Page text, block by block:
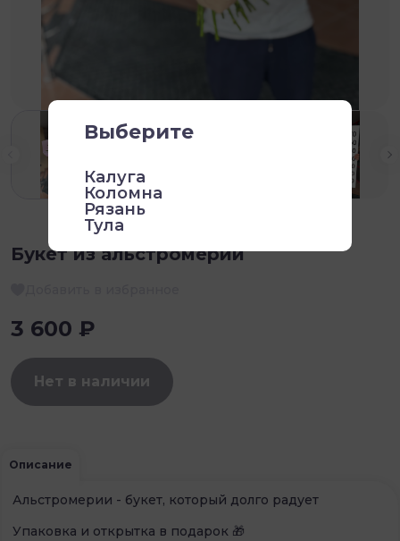
Букет из альстромерий
3 600 ₽
Нет в наличии
Описание
Альстромерии - букет, который долго радует
Упаковка и открытка в подарок 🎁
Выберите
Калуга
Коломна
Рязань
Тула